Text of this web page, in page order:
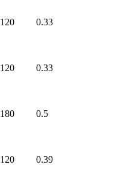
120 0.33
120 0.33
180 0.5
120 0.39